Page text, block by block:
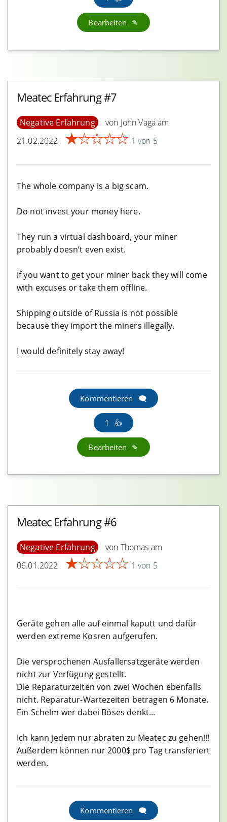
Coyn Erfahrungen
Blockpit Erfahrungen
Coinlend Erfahrungen
Nexo Erfahrungen
Stellar Fund Erfahrungen
Kostenlos und Geschenkt
Publish0x Erfahrungen
Brave Browser Erfahrungen
Wirex Erfahrungen
Coinmarketcap Erfahrungen
Sinovate Erfahrungen
Social Swap Erfahrungen
Login
Bearbeiten
Meatec Erfahrung #7
Negative Erfahrung
von John Vaga am
21.02.2022
★★★★★ 1 von 5
The whole company is a big scam.
Do not invest your money here.
They run a virtual dashboard, your miner
probably doesn’t even exist.
If you want to get your miner back they will come
with excuses or take them offline.
Shipping outside of Russia is not possible
because they import the miners illegally.
I would definitely stay away!
Kommentieren
1
Bearbeiten
Meatec Erfahrung #6
Negative Erfahrung
von Thomas am
06.01.2022
★★★★★ 1 von 5
Geräte gehen alle auf einmal kaputt und dafür
werden extreme Kosren aufgerufen.
Die versprochenen Ausfallersatzgeräte werden
nicht zur Verfügung gestellt.
Die Reparaturzeiten von zwei Wochen ebenfalls
nicht. Reparatur-Wartezeiten betragen 6 Monate.
Ein Schelm wer dabei Böses denkt…
Ich kann jedem nur abraten zu Meatec zu gehen!!!
Außerdem können nur 2000$ pro Tag transferiert
werden.
Kommentieren